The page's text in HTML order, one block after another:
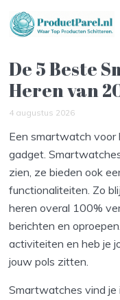
De 5 Beste
Heren van
4 augustus 2026
Een smartwatch voor
gadget.
zien, ze bieden ook
functionaliteiten. Zo
heren overal 100%
berichten en
activiteiten en heb je
jouw pols zitten.
Smartwatches vind je